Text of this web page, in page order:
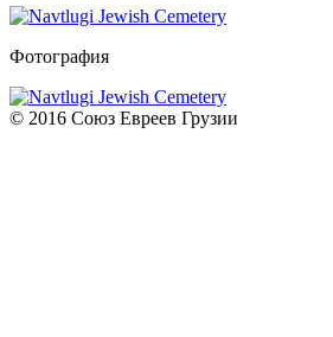
Фотография
© 2016 Союз Евреев Грузии